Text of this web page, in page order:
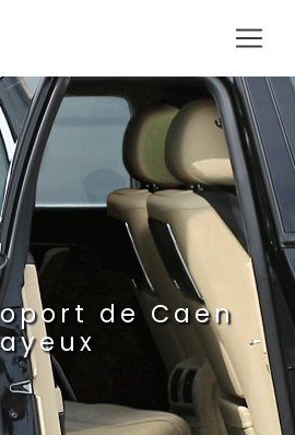
de Caen